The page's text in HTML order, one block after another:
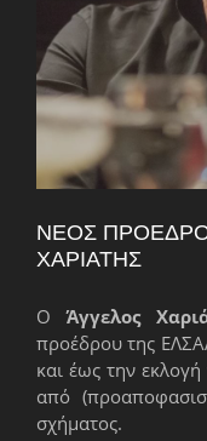
ΝΈΟΣ
ΧΑΡΙΆΤΗΣ
ΟΆγγελος
προέδρου της
και έως την
από
σχήματος.